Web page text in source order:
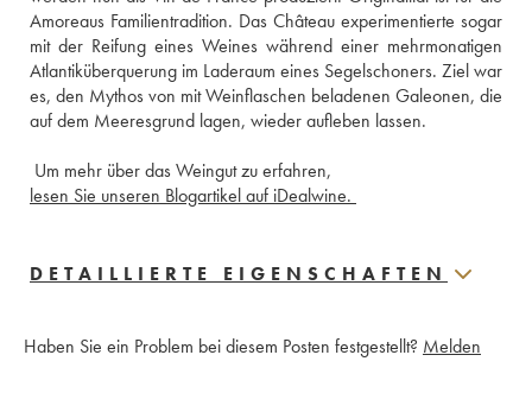
Amoreaus Familientradition. Das Château experimentierte sogar
mit der Reifung eines Weines während einer mehrmonatigen
Atlantiküberquerung im Laderaum eines Segelschoners. Ziel war
es, den Mythos von mit Weinflaschen beladenen Galeonen, die
Um mehr über das Weingut zu erfahren,
DETAILLIERTE EIGENSCHAFTEN
Haben Sie ein Problem bei diesem Posten festgestellt? Melden